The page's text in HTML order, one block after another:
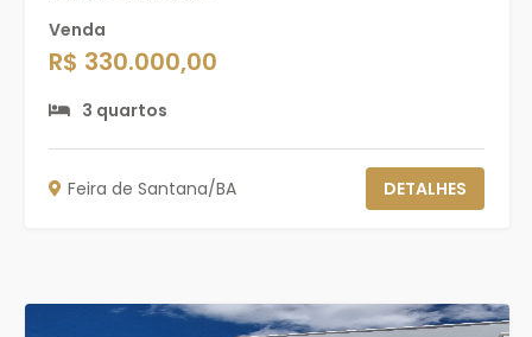
Venda
R$ 330.000,00
3 quartos
Feira de Santana/BA DETALHES